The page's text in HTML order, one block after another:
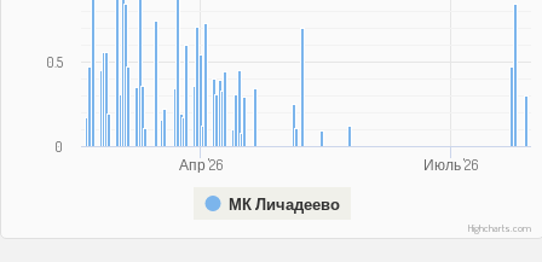
Июль '26
Апр '26
0
0.5
МК Личадеево
Highcharts.com